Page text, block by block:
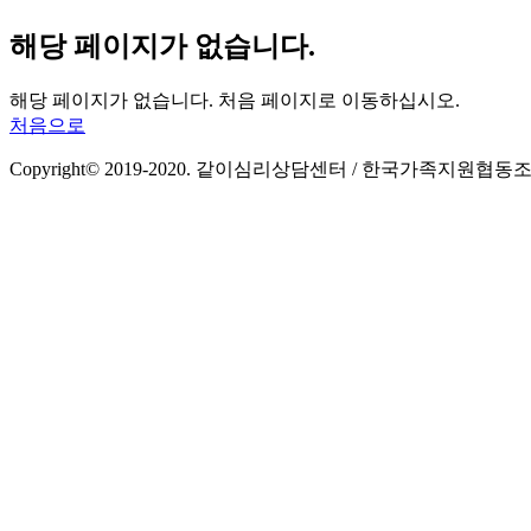
해당 페이지가 없습니다.
해당 페이지가 없습니다. 처음 페이지로 이동하십시오.
처음으로
Copyright© 2019-2020. 같이심리상담센터 / 한국가족지원협동